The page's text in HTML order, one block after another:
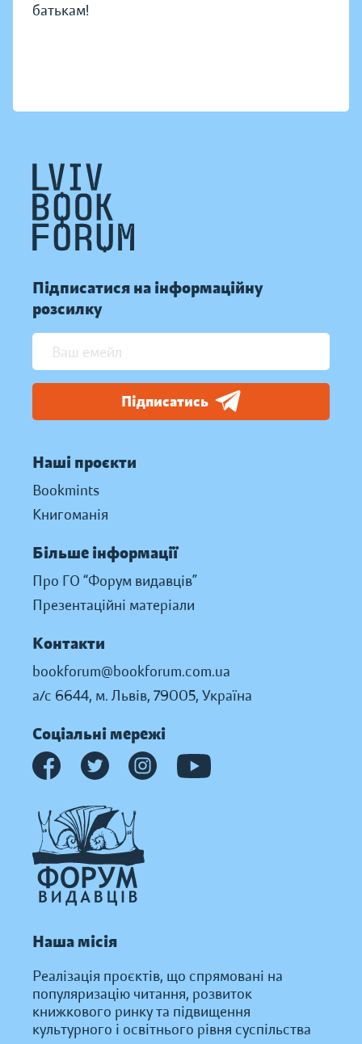
батькам!
Підписатися на інформаційну
розсилку
Підписатись
Наші проєкти
Bookmints
Книгоманія
Більше інформації
Про ГО “Форум видавців”
Презентаційні матеріали
Контакти
bookforum@bookforum.com.ua
а/с 6644, м. Львів, 79005, Україна
Соціальні мережі
Наша місія
Реалізація проєктів, що спрямовані на
популяризацію читання, розвиток
книжкового ринку та підвищення
культурного і освітнього рівня суспільства